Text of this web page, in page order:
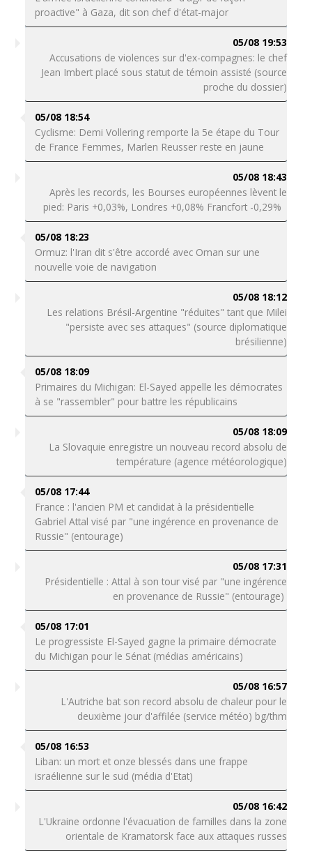
proactive" à Gaza, dit son chef d'état-major
05/08 19:53
Accusations de violences sur d'ex-compagnes: le chef
Jean Imbert placé sous statut de témoin assisté (source
proche du dossier)
05/08 18:54
Cyclisme: Demi Vollering remporte la 5e étape du Tour
de France Femmes, Marlen Reusser reste en jaune
05/08 18:43
Après les records, les Bourses européennes lèvent le
pied: Paris +0,03%, Londres +0,08% Francfort -0,29%
05/08 18:23
Ormuz: l'Iran dit s'être accordé avec Oman sur une
nouvelle voie de navigation
05/08 18:12
Les relations Brésil-Argentine "réduites" tant que Milei
"persiste avec ses attaques" (source diplomatique
brésilienne)
05/08 18:09
Primaires du Michigan: El-Sayed appelle les démocrates
à se "rassembler" pour battre les républicains
05/08 18:09
La Slovaquie enregistre un nouveau record absolu de
température (agence météorologique)
05/08 17:44
France : l'ancien PM et candidat à la présidentielle
Gabriel Attal visé par "une ingérence en provenance de
Russie" (entourage)
05/08 17:31
Présidentielle : Attal à son tour visé par "une ingérence
en provenance de Russie" (entourage)
05/08 17:01
Le progressiste El-Sayed gagne la primaire démocrate
du Michigan pour le Sénat (médias américains)
05/08 16:57
L'Autriche bat son record absolu de chaleur pour le
deuxième jour d'affilée (service météo) bg/thm
05/08 16:53
Liban: un mort et onze blessés dans une frappe
israélienne sur le sud (média d'Etat)
05/08 16:42
L'Ukraine ordonne l'évacuation de familles dans la zone
orientale de Kramatorsk face aux attaques russes